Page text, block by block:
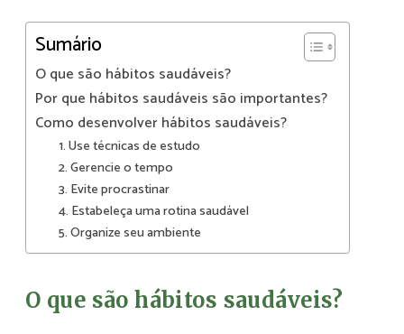
Sumário
O que são hábitos saudáveis?
Por que hábitos saudáveis são importantes?
Como desenvolver hábitos saudáveis?
1. Use técnicas de estudo
2. Gerencie o tempo
3. Evite procrastinar
4. Estabeleça uma rotina saudável
5. Organize seu ambiente
O que são hábitos saudáveis?